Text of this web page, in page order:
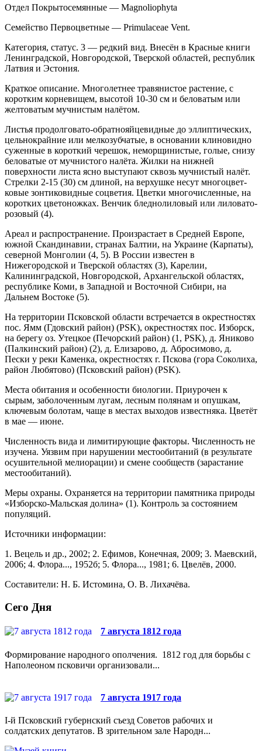
Отдел Покрытосемянные — Magnoliophyta
Семейство Первоцветные — Primulaceae Vent.
Категория, статус. 3 — редкий вид. Внесён в Красные книги
Ленинградской, Нов­городской, Тверской областей, республик
Латвия и Эстония.
Краткое описание. Многолетнее травянистое растение, с
коротким корневищем, высотой 10-30 см и беловатым или
желтоватым мучнистым налётом.
Листья продолговато-обратнояйцевидные до эллип­тических,
цельнокрайние или мелкозубчатые, в ос­новании клиновидно
суженные в короткий черешок, неморщинистые, голые, снизу
беловатые от мучни­стого налёта. Жилки на нижней
поверхности листа ясно выступают сквозь мучнистый налёт.
Стрелки 2-15 (30) см длиной, на верхушке несут многоцвет­
ковые зонтиковидные соцветия. Цветки многочис­ленные, на
коротких цветоножках. Венчик бледно­лиловый или лиловато-
розовый (4).
Ареал и распространение. Произрастает в Средней Европе,
южной Скандинавии, странах Бал­тии, на Украине (Карпаты),
северной Монголии (4, 5). В России известен в
Нижегородской и Тверской обла­стях (3), Карелии,
Калининградской, Новгородской, Архангельской областях,
республике Коми, в Запад­ной и Восточной Сибири, на
Дальнем Востоке (5).
На территории Псковской области встречается в окрестностях
пос. Ямм (Гдовский район) (PSK), окрестностях пос. Изборск,
на берегу оз. Утецкое (Печорский район) (1, PSK), д. Яниково
(Палкинский район) (2), д. Елизарово, д. Абросимово, д.
Пески у реки Каменка, окрестностях г. Пскова (гора Соколи­ха,
район Любятово) (Псковский район) (PSK).
Места обитания и особенности биологии. Приурочен к
сырым, заболоченным лугам, лесным полянам и опушкам,
ключевым болотам, чаще в ме­стах выходов известняка. Цветёт
в мае — июне.
Численность вида и лимитирующие факто­ры. Численность не
изучена. Уязвим при нарушении местообитаний (в результате
осушительной мелиора­ции) и смене сообществ (зарастание
местообитаний).
Меры охраны. Охраняется на территории па­мятника природы
«Изборско-Мальская долина» (1). Контроль за состоянием
популяций.
Источники информации:
1. Вецель и др., 2002; 2. Ефимов, Конечная, 2009; 3. Маевский,
2006; 4. Флора..., 1952б; 5. Флора..., 1981; 6. Цвелёв, 2000.
Составители: Н. Б. Истомина, О. В. Лихачёва.
Сего Дня
7 августа 1812 года
Формирование народного ополчения. 1812 год для борьбы с
Наполеоном псковичи организовали...
7 августа 1917 года
I-й Псковский губернский съезд Советов рабочих и
солдатских депутатов. В зрительном зале Народн...